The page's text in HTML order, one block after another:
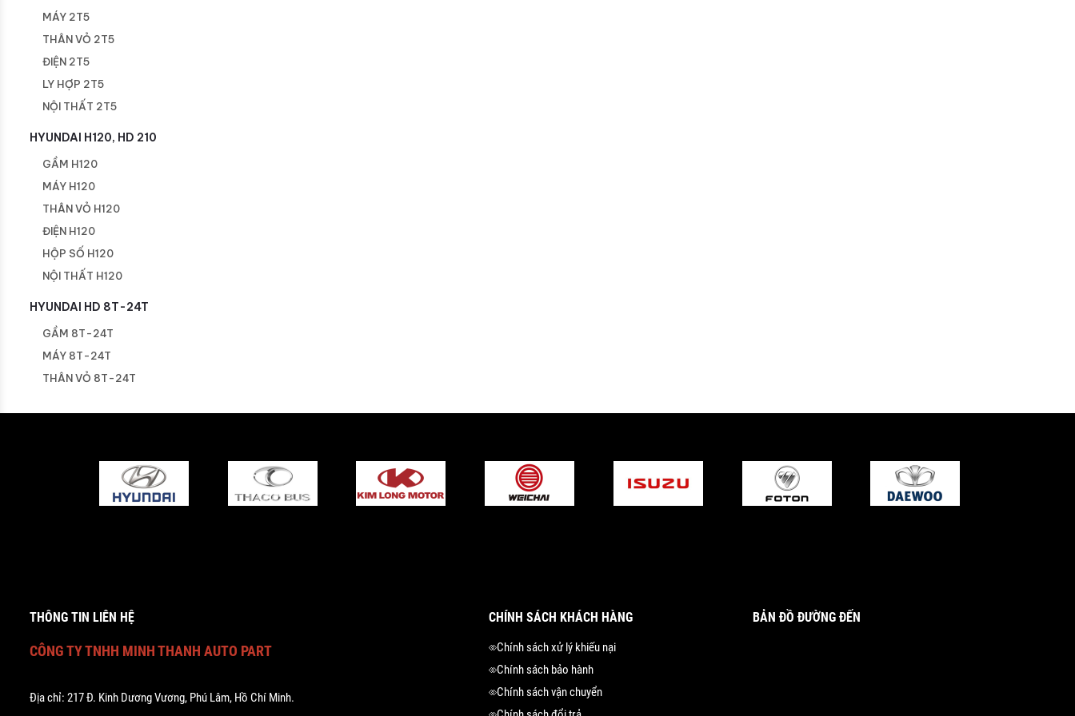
MÁY 2T5
THÂN VỎ 2T5
ĐIỆN 2T5
LY HỢP 2T5
NỘI THẤT 2T5
HYUNDAI H120, HD 210
GẦM H120
MÁY H120
THÂN VỎ H120
ĐIỆN H120
HỘP SỐ H120
NỘI THẤT H120
HYUNDAI HD 8T-24T
GẦM 8T-24T
MÁY 8T-24T
THÂN VỎ 8T-24T
HYUNDAI XCIENT
THÂN VỎ TRAGO
ĐIỆN TRAGO
NỘI THẤT TRAGO
THÔNG TIN LIÊN HỆ
CÔNG TY TNHH MINH THANH AUTO PART
Địa chỉ: 217 Đ. Kinh Dương Vương, Phú Lâm, Hồ Chí Minh.
CHÍNH SÁCH KHÁCH HÀNG
Chính sách xử lý khiếu nại
Chính sách bảo hành
Chính sách vận chuyển
BẢN ĐỒ ĐƯỜNG ĐẾN